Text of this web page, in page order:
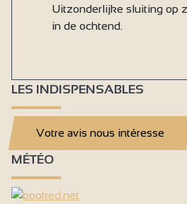
Uitzonderlijke sluiting op
in de ochtend.
LES INDISPENSABLES
Votre avis nous intéresse
MÉTÉO